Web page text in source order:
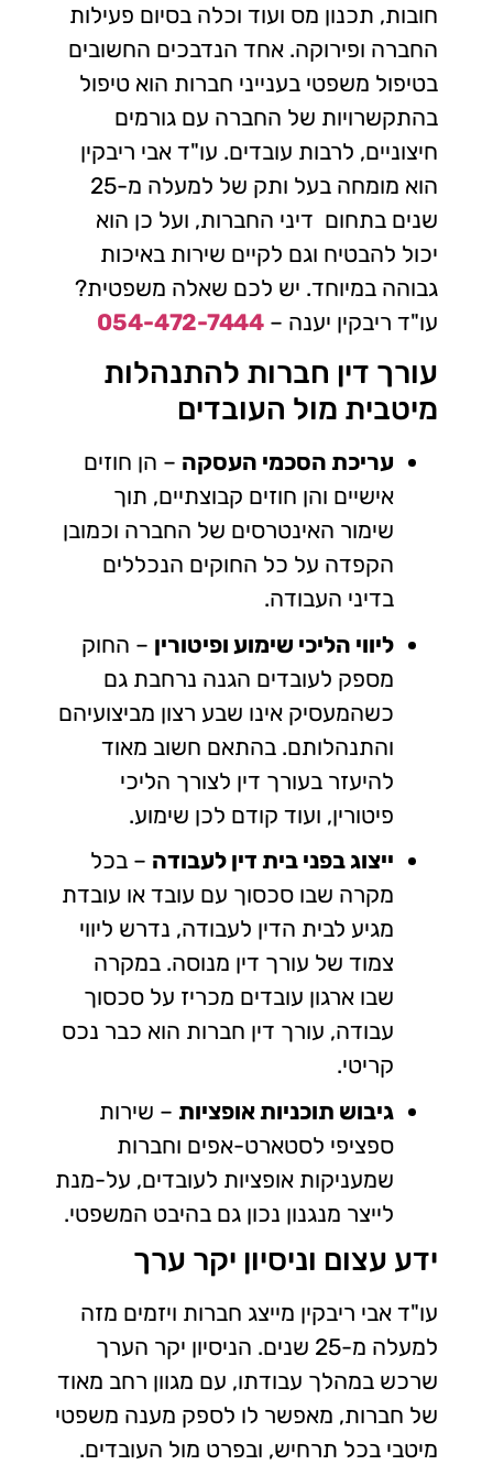
חובות, תכנון מס ועוד וכלה בסיום פעילות
החברה ופירוקה. אחד הנדבכים החשובים
בטיפול משפטי בענייני חברות הוא טיפול
בהתקשרויות של החברה עם גורמים
חיצוניים, לרבות עובדים. עו"ד אבי ריבקין
הוא מומחה בעל ותק של למעלה מ-25
שנים בתחום דיני החברות, ועל כן הוא
יכול להבטיח וגם לקיים שירות באיכות
גבוהה במיוחד. יש לכם שאלה משפטית?
עו"ד ריבקין יענה – 054-472-7444
עורך דין חברות להתנהלות
מיטבית מול העובדים
עריכת הסכמי העסקה – הן חוזים
אישיים והן חוזים קבוצתיים, תוך
שימור האינטרסים של החברה וכמובן
הקפדה על כל החוקים הנכללים
בדיני העבודה.
ליווי הליכי שימוע ופיטורין – החוק
מספק לעובדים הגנה נרחבת גם
כשהמעסיק אינו שבע רצון מביצועיהם
והתנהלותם. בהתאם חשוב מאוד
להיעזר בעורך דין לצורך הליכי
פיטורין, ועוד קודם לכן שימוע.
ייצוג בפני בית דין לעבודה – בכל
מקרה שבו סכסוך עם עובד או עובדת
מגיע לבית הדין לעבודה, נדרש ליווי
צמוד של עורך דין מנוסה. במקרה
שבו ארגון עובדים מכריז על סכסוך
עבודה, עורך דין חברות הוא כבר נכס
קריטי.
גיבוש תוכניות אופציות – שירות
ספציפי לסטארט-אפים וחברות
שמעניקות אופציות לעובדים, על-מנת
לייצר מנגנון נכון גם בהיבט המשפטי.
ידע עצום וניסיון יקר ערך
עו"ד אבי ריבקין מייצג חברות ויזמים מזה
למעלה מ-25 שנים. הניסיון יקר הערך
שרכש במהלך עבודתו, עם מגוון רחב מאוד
של חברות, מאפשר לו לספק מענה משפטי
מיטבי בכל תרחיש, ובפרט מול העובדים.